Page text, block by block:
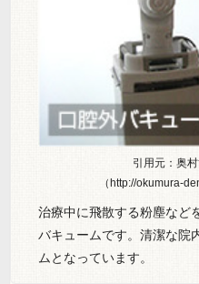
引用元：奥
（http://okumura-
治療中に飛散する粉塵など
バキュームです。清潔な院
ムとなっています。